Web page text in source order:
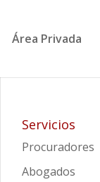
Área Privada
Servicios
Procuradores
Abogados